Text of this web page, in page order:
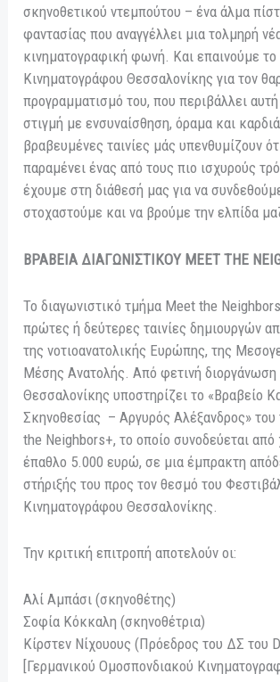
σκηνοθετικού ντεμπούτου – ένα άλμα
φαντασίας που αναγγέλλει μια τολμηρή
κινηματογραφική φωνή. Και επαινούμε
Κινηματογράφου Θεσσαλονίκης για τον
προγραμματισμό του, που περιβάλλει
στιγμή με ενσυναίσθηση, όραμα και
βραβευμένες ταινίες μάς υπενθυμίζουν
παραμένει ένας από τους πιο ισχυρούς
έχουμε στη διάθεσή μας για να
στοχαστούμε και να βρούμε την ελπίδα
ΒΡΑΒΕΙΑ ΔΙΑΓΩΝΙΣΤΙΚΟΥ MEET THE
Το διαγωνιστικό τμήμα Meet the
πρώτες ή δεύτερες ταινίες δημιουργών
της νοτιοανατολικής Ευρώπης, της
Μέσης Ανατολής. Από φετινή
Θεσσαλονίκης υποστηρίζει το «Βραβείο
Σκηνοθεσίας – Αργυρός Αλέξανδρος»
the Neighbors+, το οποίο συνοδεύεται από
έπαθλο 5.000 ευρώ, σε μια έμπρακτη
στήριξής του προς τον θεσμό του
Κινηματογράφου Θεσσαλονίκης.
Την κριτική επιτροπή αποτελούν οι:
Αλί Αμπάσι (σκηνοθέτης)
Σοφία Κόκκαλη (σκηνοθέτρια)
Κίρστεν Νίχουους (Πρόεδρος του ΔΣ του
[Γερμανικού Ομοσπονδιακού